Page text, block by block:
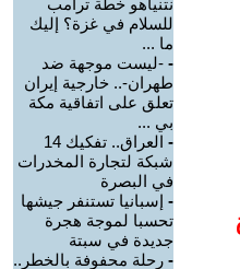
نتنياهو خطة ترامب
للسلام في غزة؟ إليك
ما ...
- -ليست موجهة ضد
طهران-.. خارجية إيران
تعلق على اتفاقية مكة
بي ...
-
العراق.. تفكيك 14
شبكة لتجارة المخدرات
في البصرة
- إسبانيا تستنفر جيشها
تحسبا لموجة هجرة
جديدة في سبتة
- رحلة محفوفة بالخطر..